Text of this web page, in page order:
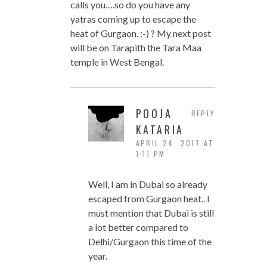
calls you….so do you have any
yatras coming up to escape the
heat of Gurgaon. :-) ? My next post
will be on Tarapith the Tara Maa
temple in West Bengal.
POOJA
KATARIA
APRIL 24, 2017 AT
1:11 PM
Well, I am in Dubai so already
escaped from Gurgaon heat.. I
must mention that Dubai is still
a lot better compared to
Delhi/Gurgaon this time of the
year.
REPLY